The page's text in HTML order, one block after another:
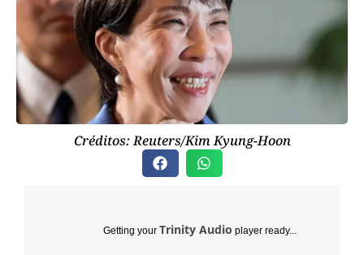
Créditos: Reuters/Kim Kyung-Hoon
Getting your Trinity Audio player ready...